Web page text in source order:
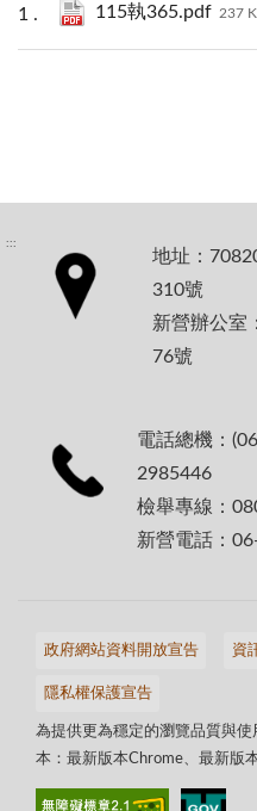
115執365.pdf 237
:::
地址：
310號
新營辦公室
76號
電話總機：
2985446
檢舉專線：
新營電話：
政府網站資料開放宣告 資
隱私權保護宣告
為提供更為穩定的瀏覽品質與
本：最新版本Chrome、最新版